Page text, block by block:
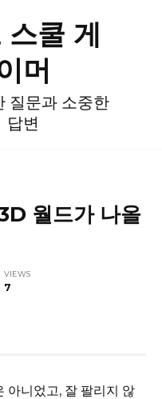
스쿨 게
머
질문과 소중한
답변
월드가 나올
VIEWS
7
아니었고, 잘 팔리지 않